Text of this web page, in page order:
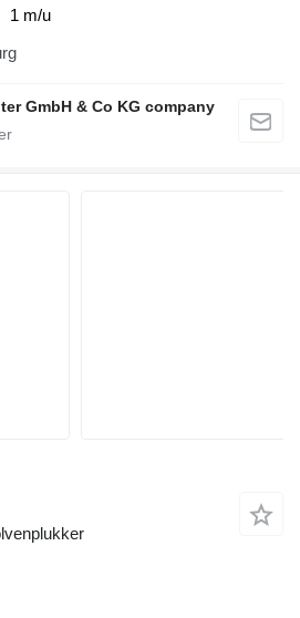
1 m/u
GmbH & Co KG company